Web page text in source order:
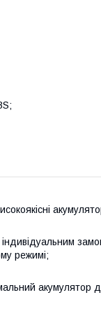
режимі;
акумулятор